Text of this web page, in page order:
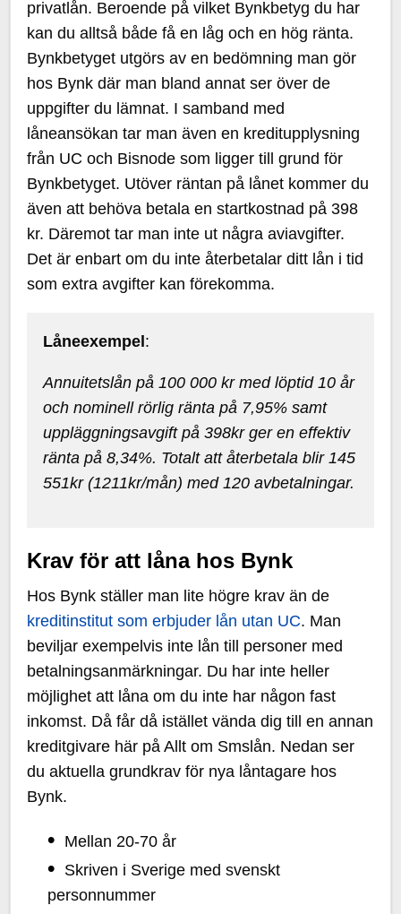
privatlån. Beroende på vilket Bynkbetyg du har
kan du alltså både få en låg och en hög ränta.
Bynkbetyget utgörs av en bedömning man gör
hos Bynk där man bland annat ser över de
uppgifter du lämnat. I samband med
låneansökan tar man även en kreditupplysning
från UC och Bisnode som ligger till grund för
Bynkbetyget. Utöver räntan på lånet kommer du
även att behöva betala en startkostnad på 398
kr. Däremot tar man inte ut några aviavgifter.
Det är enbart om du inte återbetalar ditt lån i tid
som extra avgifter kan förekomma.
Låneexempel :
Annuitetslån på 100 000 kr med löptid 10 år
och nominell rörlig ränta på 7,95% samt
uppläggningsavgift på 398kr ger en effektiv
ränta på 8,34%. Totalt att återbetala blir 145
551kr (1211kr/mån) med 120 avbetalningar.
Krav för att låna hos Bynk
Hos Bynk ställer man lite högre krav än de
kreditinstitut som erbjuder lån utan UC. Man
beviljar exempelvis inte lån till personer med
betalningsanmärkningar. Du har inte heller
möjlighet att låna om du inte har någon fast
inkomst. Då får då istället vända dig till en annan
kreditgivare här på Allt om Smslån. Nedan ser
du aktuella grundkrav för nya låntagare hos
Bynk.
Mellan 20-70 år
Skriven i Sverige med svenskt
personnummer